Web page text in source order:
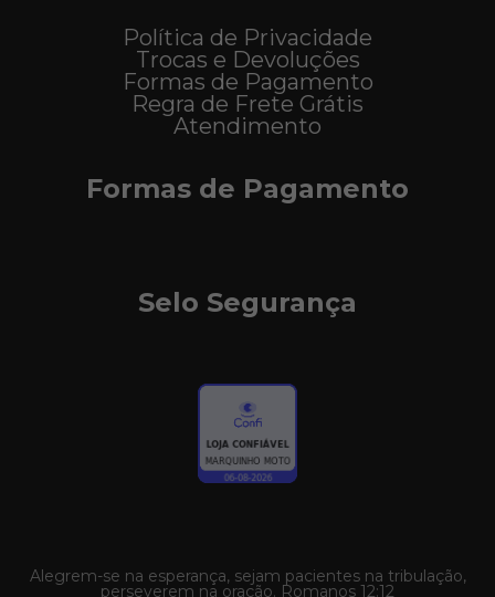
Política de Privacidade
Trocas e Devoluções
Formas de Pagamento
Regra de Frete Grátis
Atendimento
Formas de Pagamento
Selo Segurança
Alegrem-se na esperança, sejam pacientes na tribulação,
perseverem na oração. Romanos 12:12